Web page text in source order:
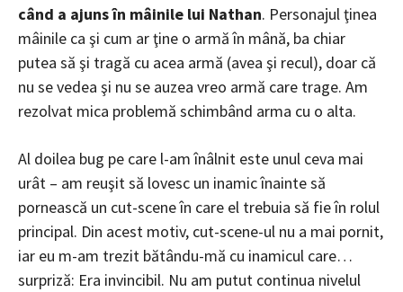
când a ajuns în mâinile lui Nathan. Personajul ţinea
mâinile ca şi cum ar ţine o armă în mână, ba chiar
putea să şi tragă cu acea armă (avea şi recul), doar că
nu se vedea şi nu se auzea vreo armă care trage. Am
rezolvat mica problemă schimbând arma cu o alta.
Al doilea bug pe care l-am înâlnit este unul ceva mai
urât – am reuşit să lovesc un inamic înainte să
pornească un cut-scene în care el trebuia să fie în rolul
principal. Din acest motiv, cut-scene-ul nu a mai pornit,
iar eu m-am trezit bătându-mă cu inamicul care…
surpriză: Era invincibil. Nu am putut continua nivelul